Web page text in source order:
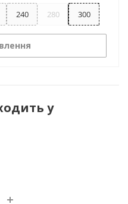
240 280 300
у